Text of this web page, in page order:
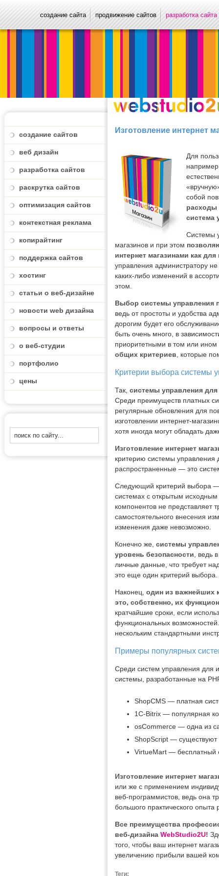
создание сайта продвижение сайтов разработка сайта
создание сайтов
веб дизайн
разработка сайтов
раскрутка сайтов
оптимизация сайтов
контекстная реклама
копирайтинг
поддержка сайтов
хостинг
статьи о веб-дизайне
новости web дизайна
вопросы и ответы
о веб-студии
портфолио
цены
Изготовление интернет
Для
собой
расходы
система
Системы
магазинов и при этом
интернет магазинами как
управления администратору
каких-либо изменений в
этом.
Выбор системы управления
ведь от простоты и удобства
дорогим будет его
быть очень много, в
приоритетными в том или
общих критериев , которые
Критерии выбора системы
Так, системы управления
Среди преимуществ платных
регулярные обновления для
изготовлении интернет-
хотя иногда могут обладать
Изготовление интернет
критерию системы управления
распространенные — это
Следующий критерий выбора
системах с открытым
компонентов не представляет
самостоятельного внесения
изменения даже невозможно.
Конечно же, системы
уровень безопасности , ведь
личные данные, что требует
это еще один критерий выбора.
Наконец, один из важнейших
это, собственно, их
кратчайшие сроки, если
функциональных
нескольким стандартными
Примеры популярных
Среди систем управления для
системы, разработанные на
ShopCMS — платная
1C-Bitrix — популярная
osCommerce — одна из
ShopScript — существуют
VirtueMart — бесплатный
Изготовление интернет
или же с применением
веб-программистов, ведь она
большого практического опыта
Все преимущества
веб-дизайна WebStudio2U!
того, чтобы ваш интернет
увеличению прибыли вашей
Теги: